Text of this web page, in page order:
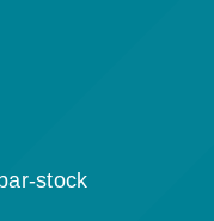
stock